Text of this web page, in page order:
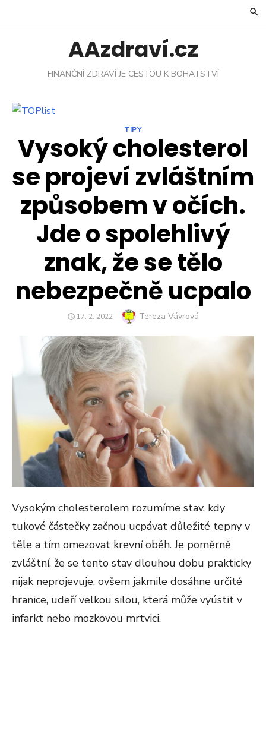
AAzdraví.cz
FINANČNÍ ZDRAVÍ JE CESTOU K BOHATSTVÍ
TIPY
Vysoký cholesterol
se projeví zvláštním
způsobem v očích.
Jde o spolehlivý
znak, že se tělo
nebezpečně ucpalo
POSTED
17. 2. 2022 Author
Tereza Vávrová
Vysokým cholesterolem rozumíme stav, kdy
tukové částečky začnou ucpávat důležité tepny v
těle a tím omezovat krevní oběh. Je poměrně
zvláštní, že se tento stav dlouhou dobu prakticky
nijak neprojevuje, ovšem jakmile dosáhne určité
hranice, udeří velkou silou, která může vyústit v
infarkt nebo mozkovou mrtvici.